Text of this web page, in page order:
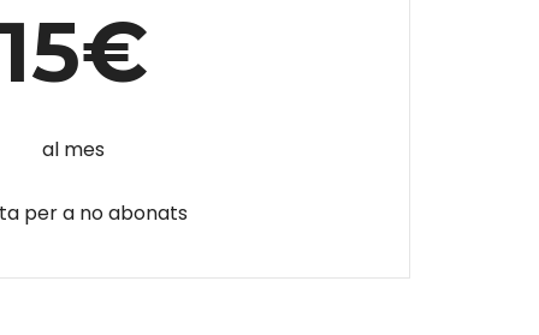
15€
al mes
per a no abonats